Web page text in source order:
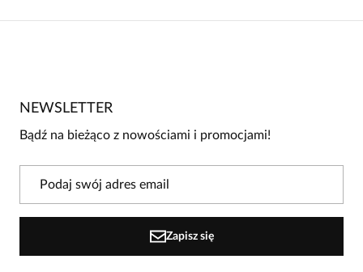
Bądź pierwszą osobą, która podzieli się opinią o tym
W naszej witrynie opinie mogą dodawać tylko
NEWSLETTER
Bądź na bieżąco z nowościami i promocjami!
Zapisz się